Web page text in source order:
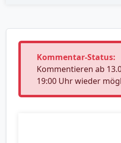
Kommentar-Status:
Kommentieren ab
19:00 Uhr wieder